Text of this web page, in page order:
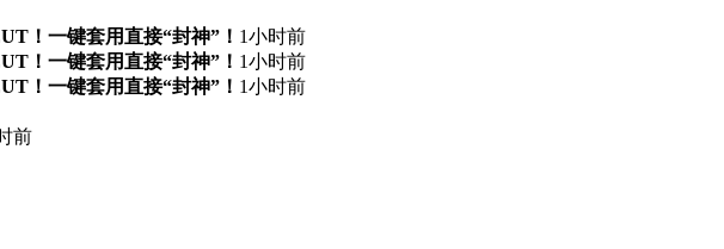
！一键套用直接“封神”！ 1小时前
！一键套用直接“封神”！ 1小时前
！一键套用直接“封神”！ 1小时前
前